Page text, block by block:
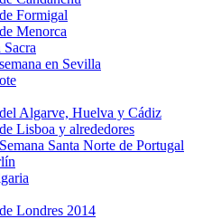
Formigal
Menorca
en Sevilla
Algarve, Huelva y Cádiz
Lisboa y alrededores
Santa Norte de Portugal
Londres 2014